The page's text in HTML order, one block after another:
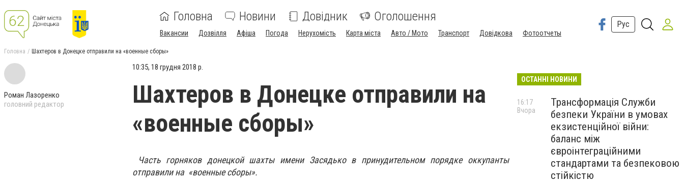
Головна Новини Довідник Оголошення
Вакансии Дозвілля Афіша Погода Нерухомість Карта міста Авто / Мото Транспорт Довідкова Фотоотчеты
Рус
Головна Шахтеров в Донецке отправили на «военные сборы»
Роман Лазоренко
головний редактор
10:35, 18 грудня 2018 р.
Шахтеров в Донецке отправили на
«военные сборы»
Часть горняков донецкой шахты имени Засядько в принудительном порядке оккупанты
отправили на «военные сборы».
ОСТАННІ НОВИНИ
Трансформація Служби
безпеки України в умовах
екзистенційної війни:
баланс між
євроінтеграційними
стандартами та безпековою
стійкістю
16:17
Вчора